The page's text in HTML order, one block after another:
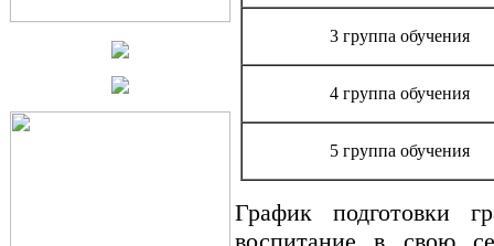
3 группа обучения
4 группа обучения
5 группа обучения
График подготовки